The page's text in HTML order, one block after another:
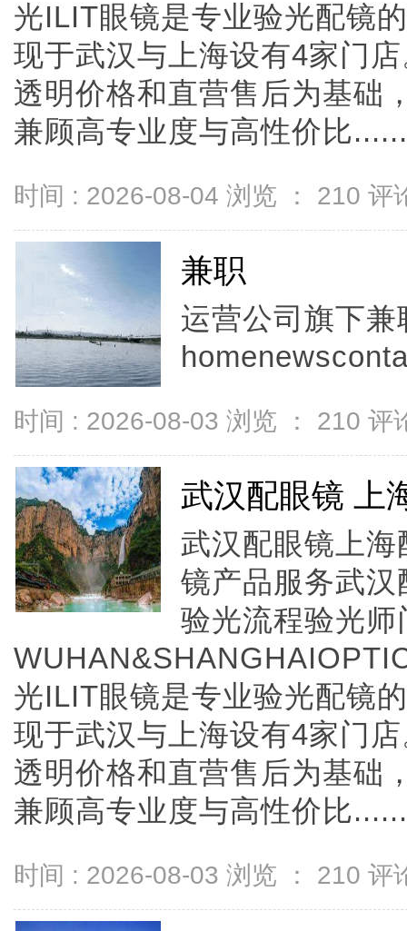
光ILIT眼镜是专业验光配镜
现于武汉与上海设有4家门
透明价格和直营售后为基础
兼顾高专业度与高性价比......
时间 : 2026-08-04 浏览 ： 210 评
兼职
运营公司旗下兼
时间 : 2026-08-03 浏览 ： 210 评
武汉配眼镜 上
武汉配眼镜上
镜产品服务武
验光流程验光
光ILIT眼镜是专业验光配镜
现于武汉与上海设有4家门
透明价格和直营售后为基础
兼顾高专业度与高性价比......
时间 : 2026-08-03 浏览 ： 210 评